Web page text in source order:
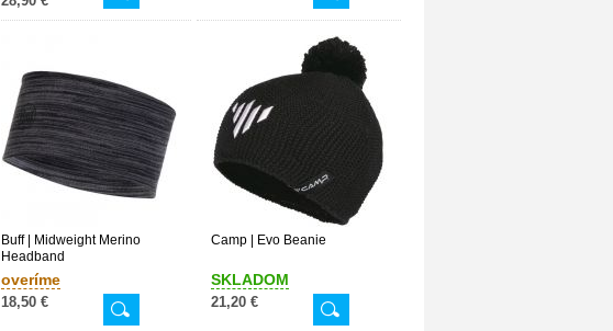
Buff | Midweight Merino
Headband
overíme
18,50 €
Camp | Evo Beanie
SKLADOM
21,20 €